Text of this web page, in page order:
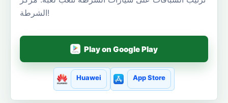
الشرطة!
Play on Google Play
Huawei App Store